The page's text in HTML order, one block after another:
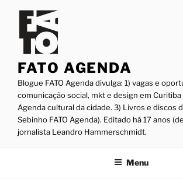
conteúdo
FATO AGENDA
Blogue FATO Agenda divulga: 1) vagas e
comunicação social, mkt e design em Curitiba
Agenda cultural da cidade. 3) Livros e discos
Sebinho FATO Agenda). Editado há 17 anos
jornalista Leandro Hammerschmidt.
Menu